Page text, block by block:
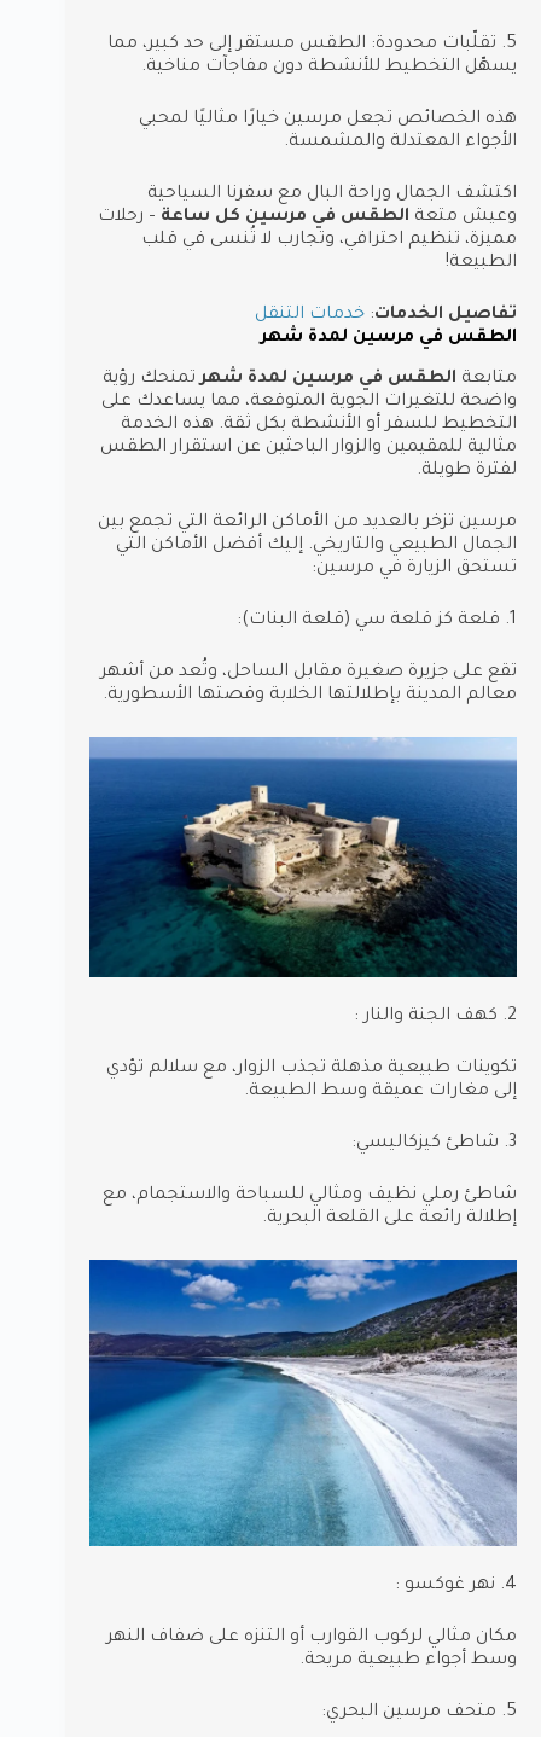
5. تقلّبات محدودة: الطقس مستقر إلى حد كبير، مما
يسهّل التخطيط للأنشطة دون مفاجآت مناخية.
هذه الخصائص تجعل مرسين خيارًا مثاليًا لمحبي
الأجواء المعتدلة والمشمسة.
اكتشف الجمال وراحة البال مع سفرنا السياحية
وعيش متعة الطقس في مرسين كل ساعة – رحلات
مميزة، تنظيم احترافي، وتجارب لا تُنسى في قلب
الطبيعة!
تفاصيل الخدمات: خدمات التنقل
الطقس في مرسين لمدة شهر
متابعة الطقس في مرسين لمدة شهرتمنحك رؤية
واضحة للتغيرات الجوية المتوقعة، مما يساعدك على
التخطيط للسفر أو الأنشطة بكل ثقة. هذه الخدمة
مثالية للمقيمين والزوار الباحثين عن استقرار الطقس
لفترة طويلة.
مرسين تزخر بالعديد من الأماكن الرائعة التي تجمع بين
الجمال الطبيعي والتاريخي. إليك أفضل الأماكن التي
تستحق الزيارة في مرسين:
1. قلعة كز قلعة سي (قلعة البنات):
تقع على جزيرة صغيرة مقابل الساحل، وتُعد من أشهر
معالم المدينة بإطلالتها الخلابة وقصتها الأسطورية.
2. كهف الجنة والنار :
تكوينات طبيعية مذهلة تجذب الزوار، مع سلالم تؤدي
إلى مغارات عميقة وسط الطبيعة.
3. شاطئ كيزكاليسي:
شاطئ رملي نظيف ومثالي للسباحة والاستجمام، مع
إطلالة رائعة على القلعة البحرية.
4. نهر غوكسو :
مكان مثالي لركوب القوارب أو التنزه على ضفاف النهر
وسط أجواء طبيعية مريحة.
5. متحف مرسين البحري: